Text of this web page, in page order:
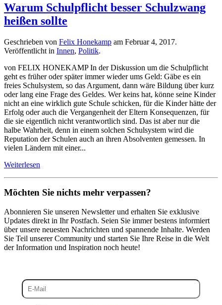
Warum Schulpflicht besser Schulzwang
heißen sollte
Geschrieben von Felix Honekamp am Februar 4, 2017.
Veröffentlicht in Innen, Politik.
von FELIX HONEKAMP In der Diskussion um die Schulpflicht
geht es früher oder später immer wieder ums Geld: Gäbe es ein
freies Schulsystem, so das Argument, dann wäre Bildung über kurz
oder lang eine Frage des Geldes. Wer keins hat, könne seine Kinder
nicht an eine wirklich gute Schule schicken, für die Kinder hätte der
Erfolg oder auch die Vergangenheit der Eltern Konsequenzen, für
die sie eigentlich nicht verantwortlich sind. Das ist aber nur die
halbe Wahrheit, denn in einem solchen Schulsystem wird die
Reputation der Schulen auch an ihren Absolventen gemessen. In
vielen Ländern mit einer...
Weiterlesen
Möchten Sie nichts mehr verpassen?
Abonnieren Sie unseren Newsletter und erhalten Sie exklusive
Updates direkt in Ihr Postfach. Seien Sie immer bestens informiert
über unsere neuesten Nachrichten und spannende Inhalte. Werden
Sie Teil unserer Community und starten Sie Ihre Reise in die Welt
der Information und Inspiration noch heute!